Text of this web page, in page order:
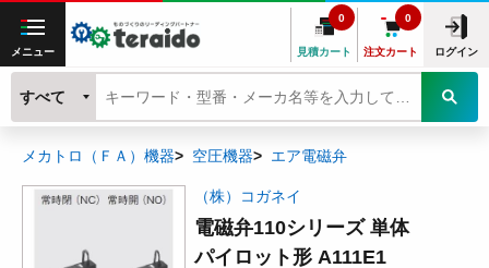
メニュー 見積カート
0
注文カート
0
ログイン
すべて
メカトロ（ＦＡ）機器 空圧機器 エア電磁弁
（株）コガネイ
電磁弁110シリーズ 単体
パイロット形 A111E1